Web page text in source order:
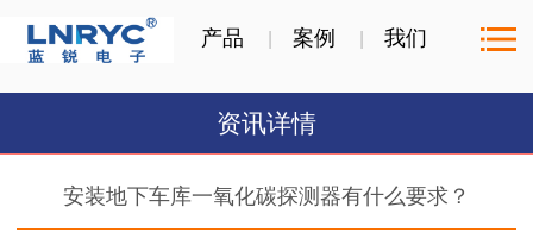
产品 案例 我们
资讯详情
安装地下车库一氧化碳探测器有什么要求？